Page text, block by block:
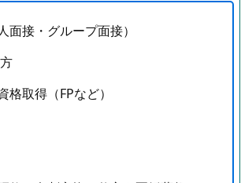
面接・グループ面接）
格取得（FPなど）